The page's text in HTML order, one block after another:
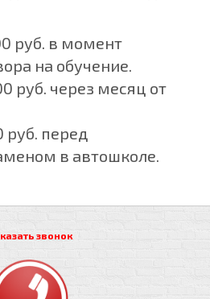
руб. в момент
на обучение.
руб. через месяц от
руб. перед
в автошколе.
звонок